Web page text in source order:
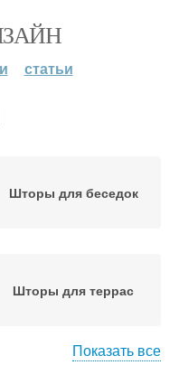
статьи
Шторы для беседок
Шторы для террас
Показать все